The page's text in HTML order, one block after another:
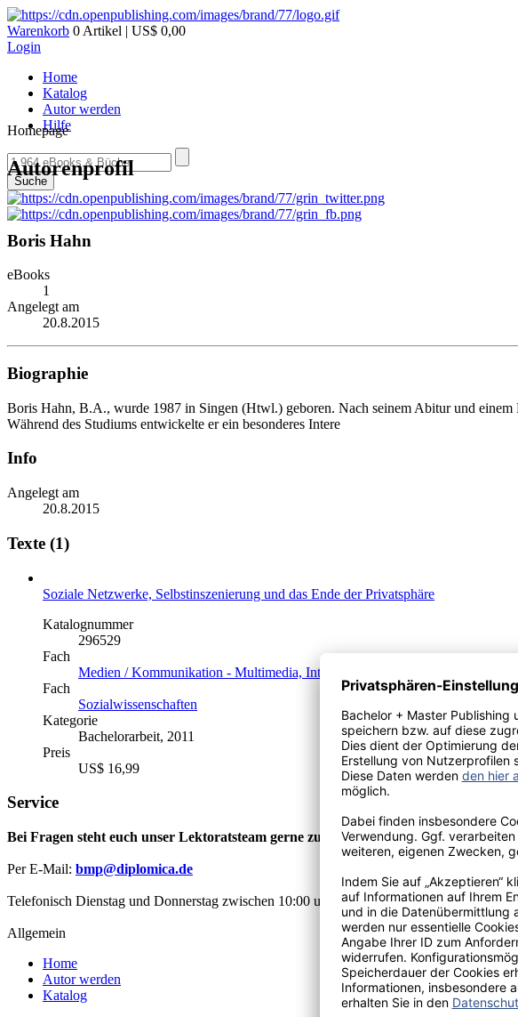
Warenkorb 0 Artikel | US$ 0,00
Login
Home
Katalog
Autor werden
Hilfe
Suche
Homepage
Autorenprofil
Boris Hahn
eBooks
1
Angelegt am
20.8.2015
Biographie
Boris Hahn, B.A., wurde 1987 in Singen (Htwl.) geboren. Nach seinem Abitur und
Während des Studiums entwickelte er ein besonderes Intere
Info
Angelegt am
20.8.2015
Texte (1)
Soziale Netzwerke, Selbstinszenierung und das Ende der Privatsphäre
Katalognummer
296529
Fach
Medien / Kommunikation - Multimedia, Internet, neue Technologien
Fach
Sozialwissenschaften
Kategorie
Bachelorarbeit, 2011
Preis
US$ 16,99
Service
Bei Fragen steht euch unser Lektoratsteam gerne zur Verfügung:
Per E-Mail: bmp@diplomica.de
Telefonisch Dienstag und Donnerstag zwischen 10:00 und 12:00 Uhr sowie Mittwoch
Allgemein
Home
Autor werden
Katalog